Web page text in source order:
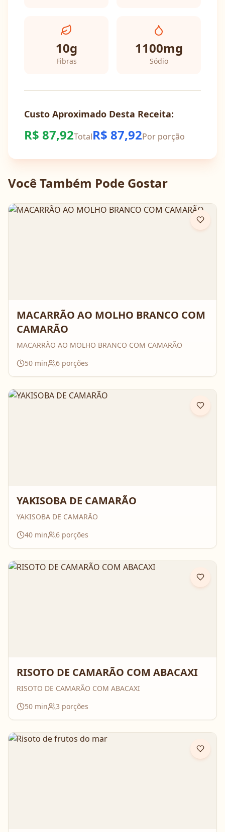
10g
Fibras
1100mg
Sódio
Custo Aproximado Desta Receita:
R$ 87,92TotalR$ 87,92Por porção
Você Também Pode Gostar
MACARRÃO AO MOLHO BRANCO COM
CAMARÃO
MACARRÃO AO MOLHO BRANCO COM CAMARÃO
50 min 6 porções
YAKISOBA DE CAMARÃO
YAKISOBA DE CAMARÃO
40 min 6 porções
RISOTO DE CAMARÃO COM ABACAXI
RISOTO DE CAMARÃO COM ABACAXI
50 min 3 porções